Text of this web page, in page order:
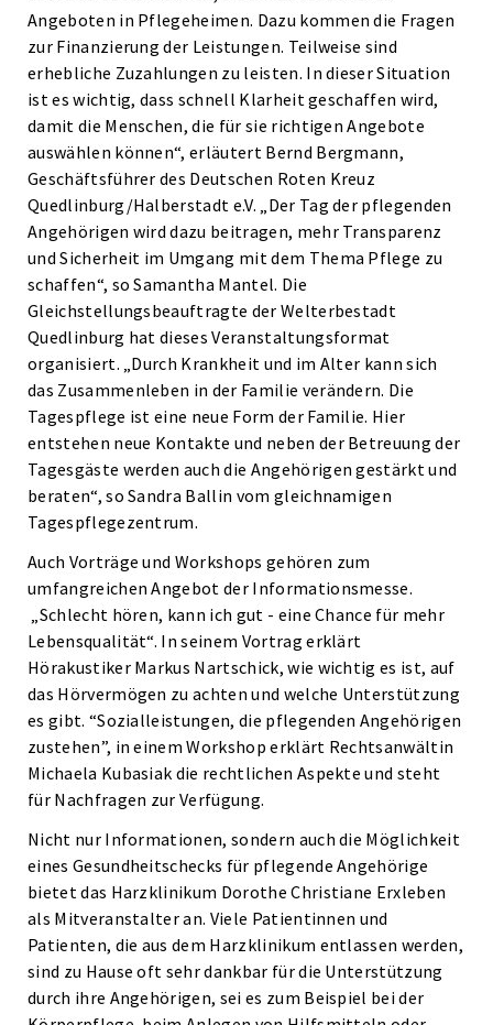
Angeboten in Pflegeheimen. Dazu kommen die Fragen
zur Finanzierung der Leistungen. Teilweise sind
erhebliche Zuzahlungen zu leisten. In dieser Situation
ist es wichtig, dass schnell Klarheit geschaffen wird,
damit die Menschen, die für sie richtigen Angebote
auswählen können“, erläutert Bernd Bergmann,
Geschäftsführer des Deutschen Roten Kreuz
Quedlinburg/Halberstadt e.V. „Der Tag der pflegenden
Angehörigen wird dazu beitragen, mehr Transparenz
und Sicherheit im Umgang mit dem Thema Pflege zu
schaffen“, so Samantha Mantel. Die
Gleichstellungsbeauftragte der Welterbestadt
Quedlinburg hat dieses Veranstaltungsformat
organisiert. „Durch Krankheit und im Alter kann sich
das Zusammenleben in der Familie verändern. Die
Tagespflege ist eine neue Form der Familie. Hier
entstehen neue Kontakte und neben der Betreuung der
Tagesgäste werden auch die Angehörigen gestärkt und
beraten“, so Sandra Ballin vom gleichnamigen
Tagespflegezentrum.
Auch Vorträge und Workshops gehören zum
umfangreichen Angebot der Informationsmesse.
„Schlecht hören, kann ich gut - eine Chance für mehr
Lebensqualität“. In seinem Vortrag erklärt
Hörakustiker Markus Nartschick, wie wichtig es ist, auf
das Hörvermögen zu achten und welche Unterstützung
es gibt. “Sozialleistungen, die pflegenden Angehörigen
zustehen”, in einem Workshop erklärt Rechtsanwältin
Michaela Kubasiak die rechtlichen Aspekte und steht
für Nachfragen zur Verfügung.
Nicht nur Informationen, sondern auch die Möglichkeit
eines Gesundheitschecks für pflegende Angehörige
bietet das Harzklinikum Dorothe Christiane Erxleben
als Mitveranstalter an. Viele Patientinnen und
Patienten, die aus dem Harzklinikum entlassen werden,
sind zu Hause oft sehr dankbar für die Unterstützung
durch ihre Angehörigen, sei es zum Beispiel bei der